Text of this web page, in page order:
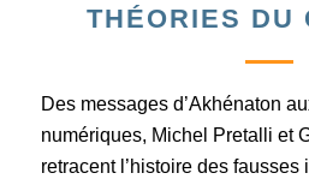
THÉORIES DU
Des messages d’Akhénaton
numériques, Michel Pretalli et
retracent l’histoire des fausses